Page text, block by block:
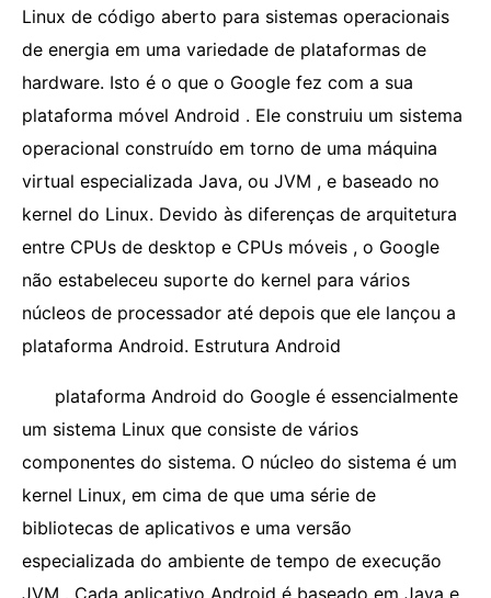
Linux de código aberto para sistemas operacionais
de energia em uma variedade de plataformas de
hardware. Isto é o que o Google fez com a sua
plataforma móvel Android . Ele construiu um sistema
operacional construído em torno de uma máquina
virtual especializada Java, ou JVM , e baseado no
kernel do Linux. Devido às diferenças de arquitetura
entre CPUs de desktop e CPUs móveis , o Google
não estabeleceu suporte do kernel para vários
núcleos de processador até depois que ele lançou a
plataforma Android. Estrutura Android
plataforma Android do Google é essencialmente
um sistema Linux que consiste de vários
componentes do sistema. O núcleo do sistema é um
kernel Linux, em cima de que uma série de
bibliotecas de aplicativos e uma versão
especializada do ambiente de tempo de execução
JVM . Cada aplicativo Android é baseado em Java e